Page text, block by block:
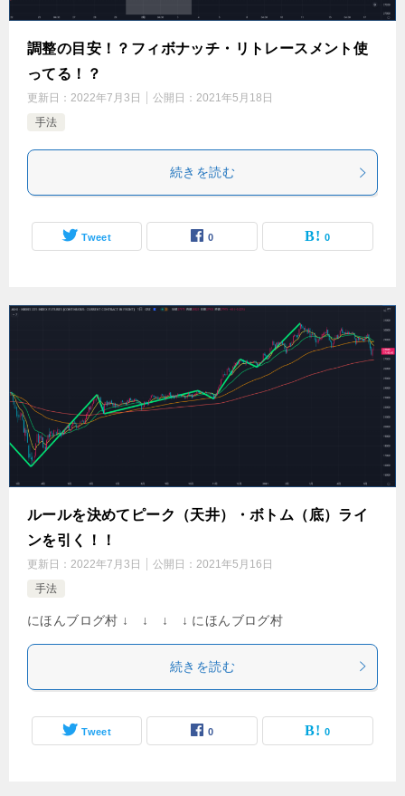
調整の目安！？フィボナッチ・リトレースメント使
ってる！？
更新日： 2022年7月3日 公開日： 2021年5月18日
手法
続きを読む
Tweet 0 0
ルールを決めてピーク（天井）・ボトム（底）ライ
ンを引く！！
更新日： 2022年7月3日 公開日： 2021年5月16日
手法
にほんブログ村 ↓ ↓ ↓ ↓ にほんブログ村
続きを読む
Tweet 0 0